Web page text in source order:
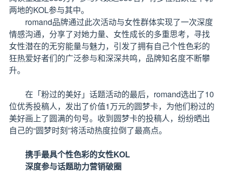
两地的KOL参与其中。
romand品牌通过此次活动与女性群体实现了一次深度
情感沟通，分享了对她力量、女性成长的多重思考，寻找
女性潜在的无穷能量与魅力，引发了拥有自己个性色彩的
狂热爱好者们的广泛参与和深深共鸣，品牌知名度不断攀
升。
在「粉过的美好」话题活动的最后，romand选出了10
位优秀投稿人，发出了价值1万元的圆梦卡，为他们粉过的
美好画上了圆满的句号。收到圆梦卡的投稿人，纷纷晒出
自己的“圆梦时刻”将活动热度拉倒了最高点。
携手最具个性色彩的女性KOL
深度参与话题助力营销破圈